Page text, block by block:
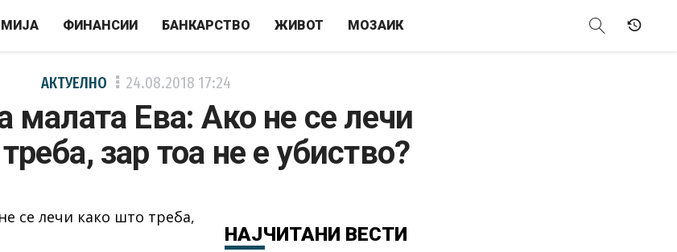
ФИНАНСИИ БАНКАРСТВО ЖИВОТ МОЗАИК
АКТУЕЛНО 24.08.2018 17:24
малата Ева: Ако не се лечи
зар тоа не е убиство?
НАЈЧИТАНИ ВЕСТИ